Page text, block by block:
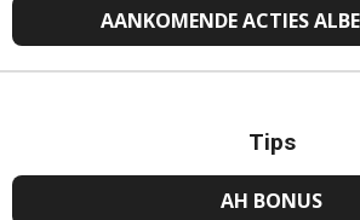
AANKOMENDE ACTIES
Tips
AH BONUS